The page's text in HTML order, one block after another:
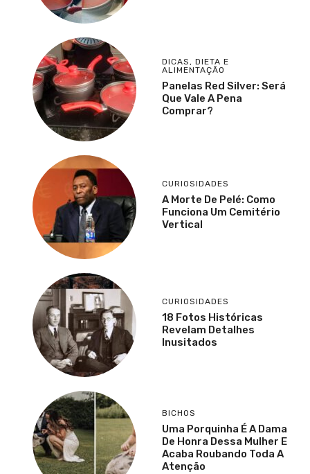
DICAS, DIETA E
ALIMENTAÇÃO
Panelas Red Silver: Será
Que Vale A Pena
Comprar?
CURIOSIDADES
A Morte De Pelé: Como
Funciona Um Cemitério
Vertical
CURIOSIDADES
18 Fotos Históricas
Revelam Detalhes
Inusitados
BICHOS
Uma Porquinha É A Dama
De Honra Dessa Mulher E
Acaba Roubando Toda A
Atenção